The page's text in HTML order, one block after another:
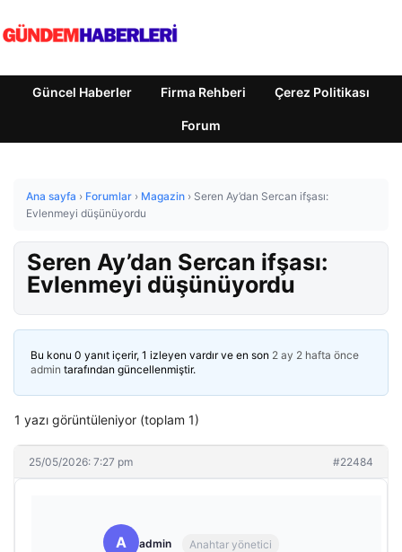
Güncel Haberler Firma Rehberi Çerez Politikası
Forum
Ana sayfa › Forumlar › Magazin › Seren Ay’dan Sercan ifşası:
Evlenmeyi düşünüyordu
Seren Ay’dan Sercan ifşası:
Evlenmeyi düşünüyordu
Bu konu 0 yanıt içerir, 1 izleyen vardır ve en son 2 ay 2 hafta önce
admin tarafından güncellenmiştir.
1 yazı görüntüleniyor (toplam 1)
25/05/2026: 7:27 pm #22484
A admin Anahtar yönetici